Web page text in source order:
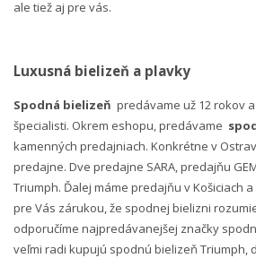
ale tiež aj pre vás.
Luxusná bielizeň a plavky
Spodná bielizeň predávame už 12 rokov
špecialisti. Okrem eshopu, predávame
kamenných predajniach. Konkrétne v
predajne. Dve predajne SARA, predajňu
Triumph. Ďalej máme predajňu v Košiciach
pre Vás zárukou, že spodnej bielizni
odporučíme najpredávanejšej značky
veľmi radi kupujú spodnú bielizeň Triumph,